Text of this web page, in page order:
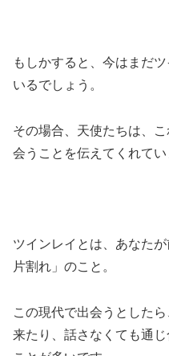
もしかすると、今はまだ
いるでしょう。
その場合、天使たちは、
会うことを伝えてくれてい
ツインレイとは、あなた
片割れ」のこと。
この現代で出会うとした
来たり、話さなくても通